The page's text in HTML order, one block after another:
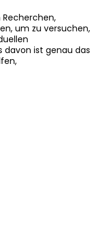
um zu versuchen,
davon ist genau das